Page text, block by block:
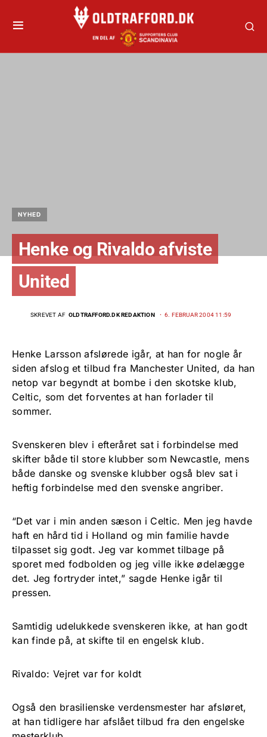
NYHED
Henke og Rivaldo afviste
United
SKREVET AF OLDTRAFFORD.DK REDAKTION 6. FEBRUAR 2004 11:59
Henke Larsson afslørede igår, at han for nogle år
siden afslog et tilbud fra Manchester United, da han
netop var begyndt at bombe i den skotske klub,
Celtic, som det forventes at han forlader til
sommer.
Svenskeren blev i efteråret sat i forbindelse med
skifter både til store klubber som Newcastle, mens
både danske og svenske klubber også blev sat i
heftig forbindelse med den svenske angriber.
“Det var i min anden sæson i Celtic. Men jeg havde
haft en hård tid i Holland og min familie havde
tilpasset sig godt. Jeg var kommet tilbage på
sporet med fodbolden og jeg ville ikke ødelægge
det. Jeg fortryder intet,” sagde Henke igår til
pressen.
Samtidig udelukkede svenskeren ikke, at han godt
kan finde på, at skifte til en engelsk klub.
Rivaldo: Vejret var for koldt
Også den brasilienske verdensmester har afsløret,
at han tidligere har afslået tilbud fra den engelske